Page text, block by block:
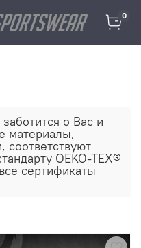
0
о Ваc и
материалы,
соответствуют
OEKO-TEX®
сертификаты